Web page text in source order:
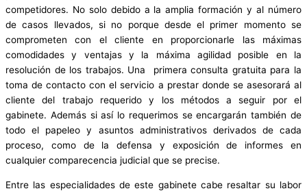
competidores. No solo debido a la amplia formación y al número
de casos llevados, si no porque desde el primer momento se
comprometen con el cliente en proporcionarle las máximas
comodidades y ventajas y la máxima agilidad posible en la
resolución de los trabajos. Una primera consulta gratuita para la
toma de contacto con el servicio a prestar donde se asesorará al
cliente del trabajo requerido y los métodos a seguir por el
gabinete. Además si así lo requerimos se encargarán también de
todo el papeleo y asuntos administrativos derivados de cada
proceso, como de la defensa y exposición de informes en
cualquier comparecencia judicial que se precise.
Entre las especialidades de este gabinete cabe resaltar su labor